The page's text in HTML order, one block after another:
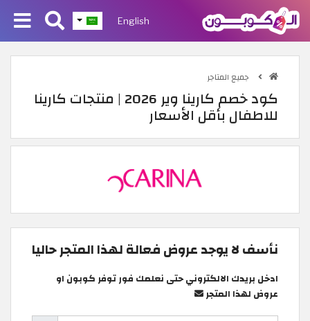
English
جميع المتاجر
كود خصم كارينا وير 2026 | منتجات كارينا
للاطفال بأقل الأسعار
نأسف لا يوجد عروض فعالة لهذا المتجر حاليا
ادخل بريدك الالكتروني حتى نعلمك فور توفر كوبون او
عروض لهذا المتجر